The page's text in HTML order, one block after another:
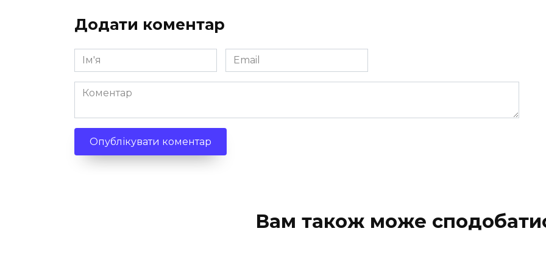
Додати коментар
Ім'я
*
Email
*
Коментар
Вам також може